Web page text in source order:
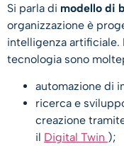
Si parla di modello di
organizzazione è
intelligenza
tecnologia sono
automazione di
ricerca e
creazione
il Digital Twin );